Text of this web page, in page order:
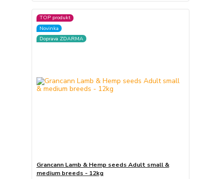
TOP produkt
Novinka
Doprava ZDARMA
Grancann Lamb & Hemp seeds Adult small &
medium breeds - 12kg